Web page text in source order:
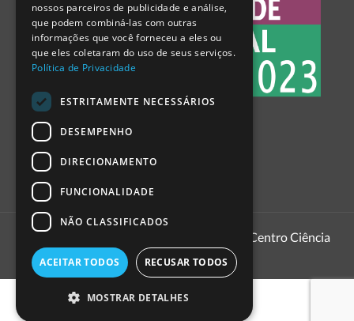
1999 - 2026
Pavilhão do Conhecimento | Centro Ciência
nossos parceiros de publicidade e análise,
que podem combiná-las com outras
informações que você forneceu a eles ou
que eles coletaram do uso de seus serviços.
Política de Privacidade
ESTRITAMENTE NECESSÁRIOS
DESEMPENHO
DIRECIONAMENTO
FUNCIONALIDADE
NÃO CLASSIFICADOS
ACEITAR TODOS RECUSAR TODOS
MOSTRAR DETALHES